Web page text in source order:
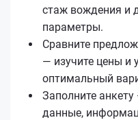
стаж вождения и
параметры.
Сравните
— изучите цены и
оптимальный
Заполните
данные,